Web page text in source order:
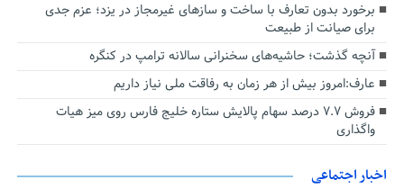
برخورد بدون تعارف با ساخت‌ و سازهای غیرمجاز در یزد؛ عزم جدی
برای صیانت از طبیعت
آنچه گذشت؛ حاشیه‌های سخنرانی سالانه ترامپ در کنگره
عارف:امروز بیش از هر زمان به رفاقت ملی نیاز داریم
فروش ۷.۷ درصد سهام پالایش ستاره خلیج فارس روی میز هیات
واگذاری
اخبار اجتماعی